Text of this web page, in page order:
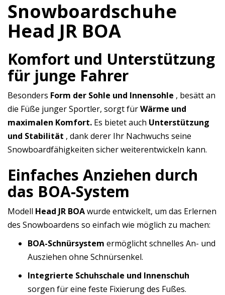
Snowboardschuhe
Head JR BOA
Komfort und Unterstützung
für junge Fahrer
Besonders Form der Sohle und Innensohle , besätt an
die Füße junger Sportler, sorgt fürWärme und
maximalen Komfort. Es bietet auch Unterstützung
und Stabilität , dank derer Ihr Nachwuchs seine
Snowboardfähigkeiten sicher weiterentwickeln kann.
Einfaches Anziehen durch
das BOA-System
Modell Head JR BOAwurde entwickelt, um das Erlernen
des Snowboardens so einfach wie möglich zu machen:
BOA-Schnürsystem ermöglicht schnelles An- und
Ausziehen ohne Schnürsenkel.
Integrierte Schuhschale und Innenschuh
sorgen für eine feste Fixierung des Fußes.